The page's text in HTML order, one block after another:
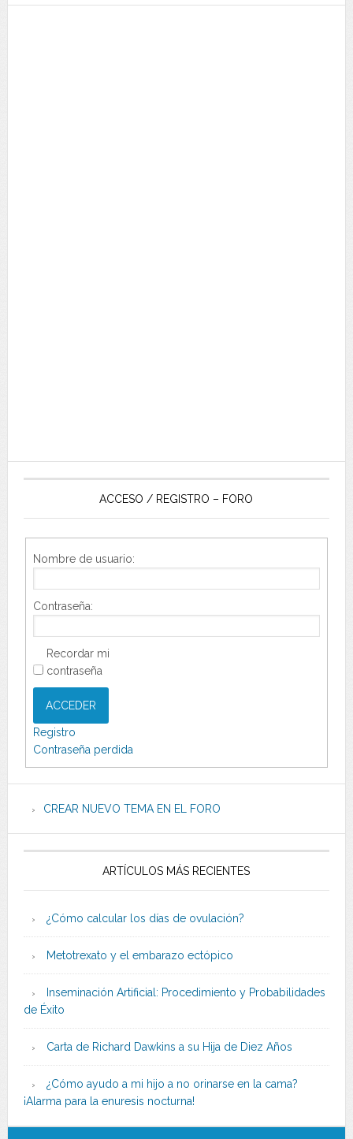
ACCESO / REGISTRO – FORO
Nombre de usuario:
Contraseña:
Recordar mi
contraseña
ACCEDER
Registro
Contraseña perdida
CREAR NUEVO TEMA EN EL FORO
ARTÍCULOS MÁS RECIENTES
¿Cómo calcular los días de ovulación?
Metotrexato y el embarazo ectópico
Inseminación Artificial: Procedimiento y Probabilidades
de Éxito
Carta de Richard Dawkins a su Hija de Diez Años
¿Cómo ayudo a mi hijo a no orinarse en la cama?
¡Alarma para la enuresis nocturna!